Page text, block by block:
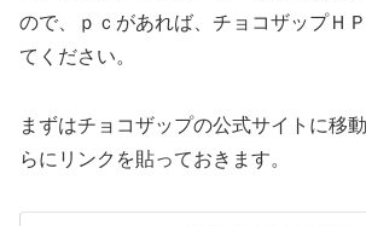
ので、ｐｃがあれば、チョコザップＨ
てください。
まずはチョコザップの公式サイトに移
らにリンクを貼っておきます。